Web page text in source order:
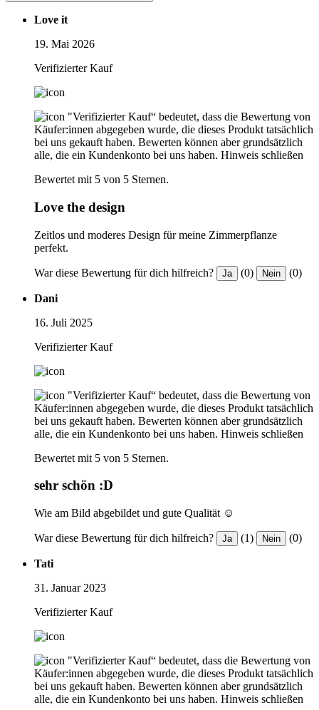
Love it
19. Mai 2026
Verifizierter Kauf
"Verifizierter Kauf“ bedeutet, dass die Bewertung von
Käufer:innen abgegeben wurde, die dieses Produkt tatsächlich
bei uns gekauft haben. Bewerten können aber grundsätzlich
alle, die ein Kundenkonto bei uns haben. Hinweis schließen
Bewertet mit 5 von 5 Sternen.
Love the design
Zeitlos und moderes Design für meine Zimmerpflanze
perfekt.
War diese Bewertung für dich hilfreich? Ja (0) Nein (0)
Dani
16. Juli 2025
Verifizierter Kauf
"Verifizierter Kauf“ bedeutet, dass die Bewertung von
Käufer:innen abgegeben wurde, die dieses Produkt tatsächlich
bei uns gekauft haben. Bewerten können aber grundsätzlich
alle, die ein Kundenkonto bei uns haben. Hinweis schließen
Bewertet mit 5 von 5 Sternen.
sehr schön :D
Wie am Bild abgebildet und gute Qualität ☺️
War diese Bewertung für dich hilfreich? Ja (1) Nein (0)
Tati
31. Januar 2023
Verifizierter Kauf
"Verifizierter Kauf“ bedeutet, dass die Bewertung von
Käufer:innen abgegeben wurde, die dieses Produkt tatsächlich
bei uns gekauft haben. Bewerten können aber grundsätzlich
alle, die ein Kundenkonto bei uns haben. Hinweis schließen